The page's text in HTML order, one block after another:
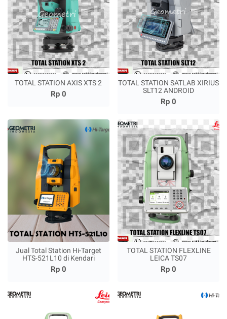
TOTAL STATION AXIS XTS 2
Rp 0
TOTAL STATION SATLAB XIRIUS
SLT12 ANDROID
Rp 0
Jual Total Station Hi-Target
HTS-521L10 di Kendari
Rp 0
TOTAL STATION FLEXLINE
LEICA TS07
Rp 0